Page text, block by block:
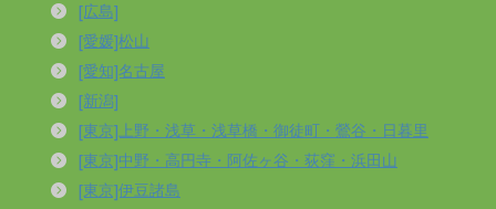
[広島]
[愛媛]松山
[愛知]名古屋
[新潟]
[東京]上野・浅草・浅草橋・御徒町・鶯谷・日暮里
[東京]中野・高円寺・阿佐ヶ谷・荻窪・浜田山
[東京]伊豆諸島